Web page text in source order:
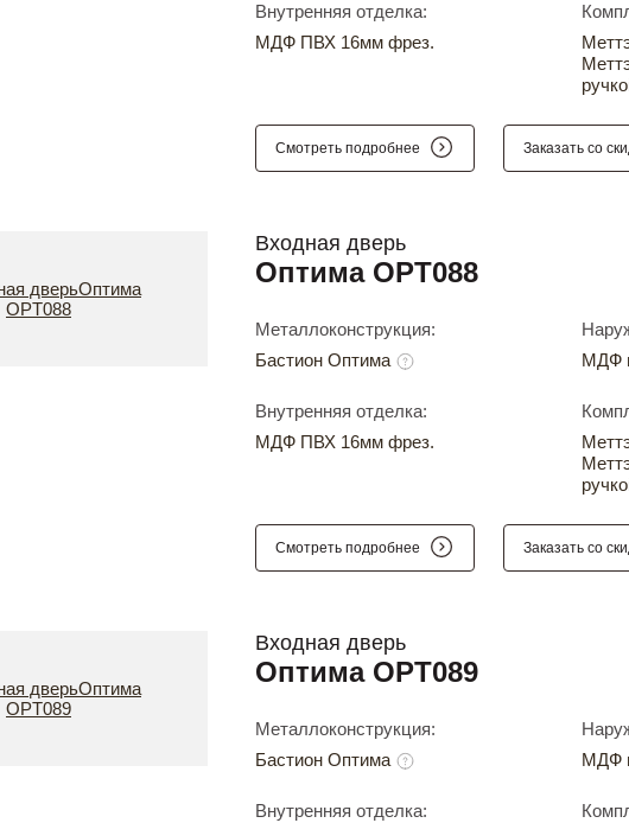
Внутренняя отделка:
МДФ ПВХ 16мм фрез.
Смотреть подробнее Заказать со
Входная дверь
Оптима OPT088
Металлоконструкция:
Бастион Оптима
МДФ
Внутренняя отделка:
МДФ ПВХ 16мм фрез.
Смотреть подробнее Заказать со
Входная дверь
Оптима OPT089
Металлоконструкция:
Бастион Оптима
МДФ
Внутренняя отделка: